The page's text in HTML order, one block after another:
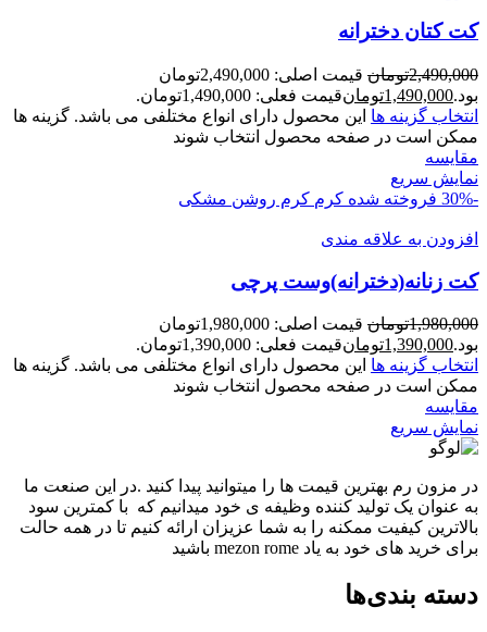
کت کتان دخترانه
2,490,000تومان
قیمت اصلی: 2,490,000تومان
بود.1,490,000تومانقیمت فعلی: 1,490,000تومان.
انتخاب گزینه ها این محصول دارای انواع مختلفی می باشد. گزینه ها
ممکن است در صفحه محصول انتخاب شوند
مقايسه
نمایش سریع
-30%
فروخته شده کرم کرم روشن مشکی
افزودن به علاقه مندی
کت زنانه(دخترانه)وست پرچی
1,980,000تومان
قیمت اصلی: 1,980,000تومان
بود.1,390,000تومانقیمت فعلی: 1,390,000تومان.
انتخاب گزینه ها این محصول دارای انواع مختلفی می باشد. گزینه ها
ممکن است در صفحه محصول انتخاب شوند
مقايسه
نمایش سریع
در مزون رم بهترین قیمت ها را میتوانید پیدا کنید .در این صنعت ما
به عنوان یک تولید کننده وظیفه ی خود میدانیم که با کمترین سود
بالاترین کیفیت ممکنه را به شما عزیزان ارائه کنیم تا در همه حالت
برای خرید های خود به یاد mezon rome باشید
دسته بندی‌ها